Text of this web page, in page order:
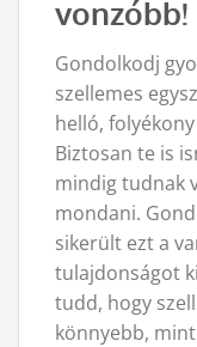
vonzóbb!
Gondolkodj
szellemes
helló,
Biztosan te is
mindig tudnak
mondani.
sikerült ezt a
tulajdonságot
tudd, hogy
könnyebb,